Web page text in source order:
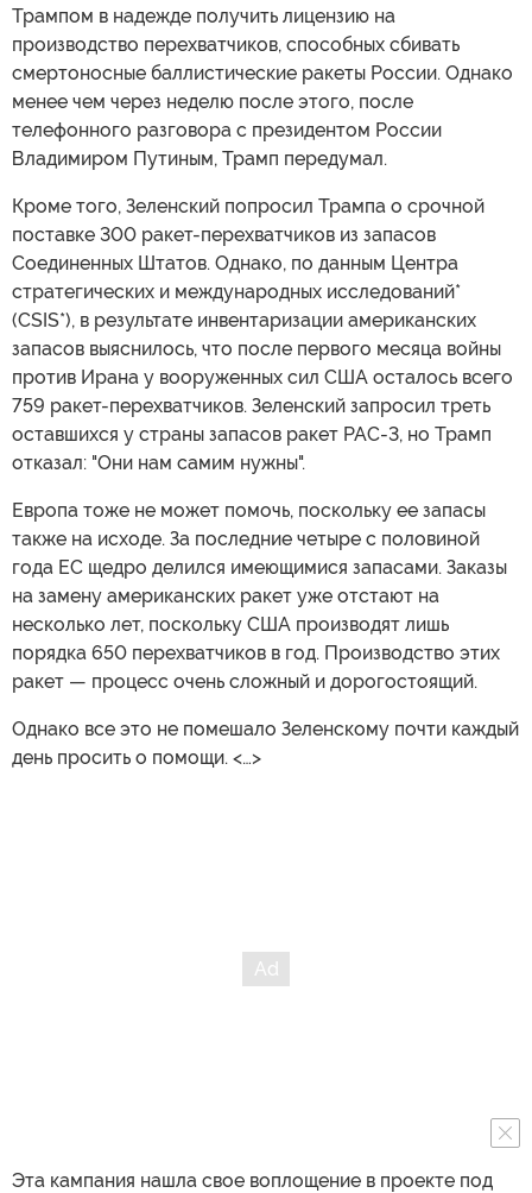
Трампом в надежде получить лицензию на
производство перехватчиков, способных сбивать
смертоносные баллистические ракеты России. Однако
менее чем через неделю после этого, после
телефонного разговора с президентом России
Владимиром Путиным, Трамп передумал.
Кроме того, Зеленский попросил Трампа о срочной
поставке 300 ракет-перехватчиков из запасов
Соединенных Штатов. Однако, по данным Центра
стратегических и международных исследований*
(CSIS*), в результате инвентаризации американских
запасов выяснилось, что после первого месяца войны
против Ирана у вооруженных сил США осталось всего
759 ракет-перехватчиков. Зеленский запросил треть
оставшихся у страны запасов ракет PAC-3, но Трамп
отказал: "Они нам самим нужны".
Европа тоже не может помочь, поскольку ее запасы
также на исходе. За последние четыре с половиной
года ЕС щедро делился имеющимися запасами. Заказы
на замену американских ракет уже отстают на
несколько лет, поскольку США производят лишь
порядка 650 перехватчиков в год. Производство этих
ракет — процесс очень сложный и дорогостоящий.
Однако все это не помешало Зеленскому почти каждый
день просить о помощи. <…>
Эта кампания нашла свое воплощение в проекте под